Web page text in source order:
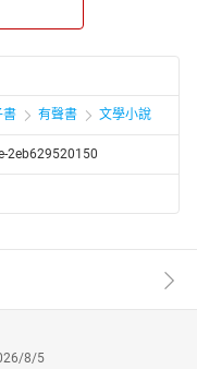
克茨來說，這個生物的
過這些探索與思考的旅
義風格的影響，而這次
了他後半生的寫作與思
師，也成為史坦貝克多
作為這次旅程的紀錄，
書 有聲書 文學小說
2eb629520150
8/5